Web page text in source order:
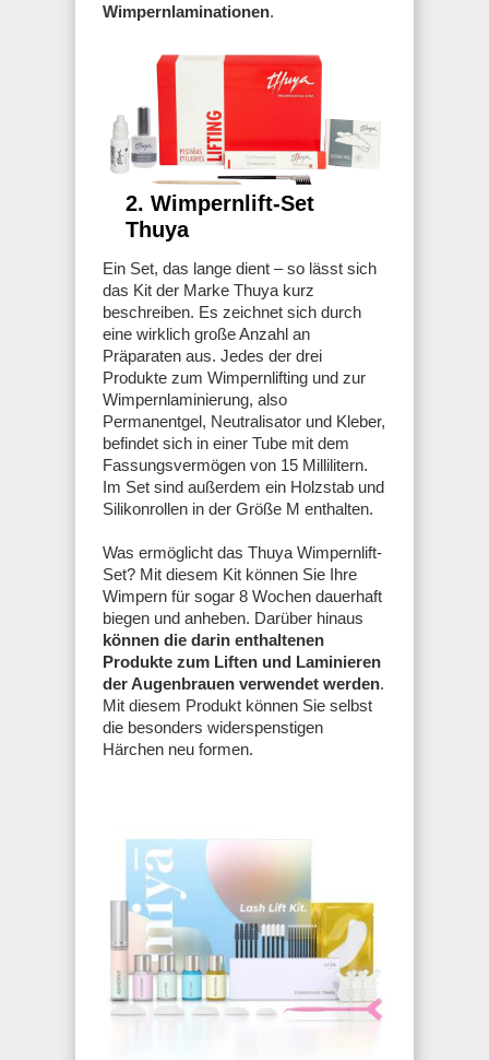
Wimpernlaminationen.
2. Wimpernlift-Set
Thuya
Ein Set, das lange dient – so lässt sich
das Kit der Marke Thuya kurz
beschreiben. Es zeichnet sich durch
eine wirklich große Anzahl an
Präparaten aus. Jedes der drei
Produkte zum Wimpernlifting und zur
Wimpernlaminierung, also
Permanentgel, Neutralisator und Kleber,
befindet sich in einer Tube mit dem
Fassungsvermögen von 15 Millilitern.
Im Set sind außerdem ein Holzstab und
Silikonrollen in der Größe M enthalten.
Was ermöglicht das Thuya Wimpernlift-
Set? Mit diesem Kit können Sie Ihre
Wimpern für sogar 8 Wochen dauerhaft
biegen und anheben. Darüber hinaus
können die darin enthaltenen
Produkte zum Liften und Laminieren
der Augenbrauen verwendet werden.
Mit diesem Produkt können Sie selbst
die besonders widerspenstigen
Härchen neu formen.